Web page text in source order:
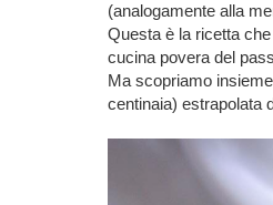
(analogamente alla
Questa è la ricetta
cucina povera del
Ma scopriamo
centinaia) estrapolata